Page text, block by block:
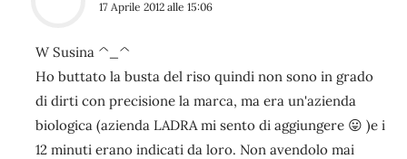
17 Aprile 2012 alle 15:06
W Susina ^_^
Ho buttato la busta del riso quindi non sono in grado
di dirti con precisione la marca, ma era un'azienda
biologica (azienda LADRA mi sento di aggiungere 😛 )e i
12 minuti erano indicati da loro. Non avendolo mai